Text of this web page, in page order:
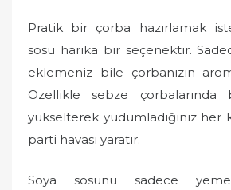
Pratik bir çorba hazırlamak
sosu harika bir seçenektir.
eklemeniz bile çorbanızın
Özellikle sebze
yükselterek yudumladığınız her
parti havası yaratır.
Soya sosunu sadece